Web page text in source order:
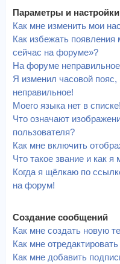
Параметры и
Как мне изменить мои
Как избежать появления
сейчас на форуме»?
На форуме
Я изменил часовой
неправильное!
Моего языка нет в списке!
Что означают
пользователя?
Как мне включить
Что такое звание и как я
Когда я щёлкаю по
на форум!
Создание сообщений
Как мне создать новую
Как мне
Как мне добавить